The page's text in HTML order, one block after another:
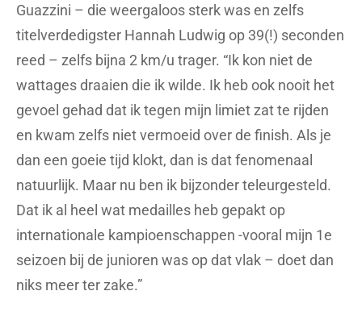
Guazzini – die weergaloos sterk was en zelfs
titelverdedigster Hannah Ludwig op 39(!) seconden
reed – zelfs bijna 2 km/u trager. “Ik kon niet de
wattages draaien die ik wilde. Ik heb ook nooit het
gevoel gehad dat ik tegen mijn limiet zat te rijden
en kwam zelfs niet vermoeid over de finish. Als je
dan een goeie tijd klokt, dan is dat fenomenaal
natuurlijk. Maar nu ben ik bijzonder teleurgesteld.
Dat ik al heel wat medailles heb gepakt op
internationale kampioenschappen -vooral mijn 1e
seizoen bij de junioren was op dat vlak – doet dan
niks meer ter zake.”